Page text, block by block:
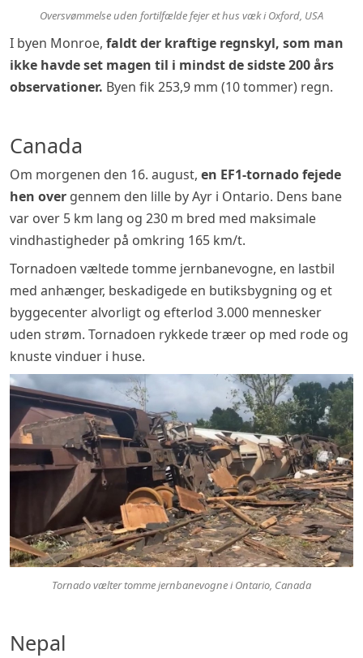
Oversvømmelse uden fortilfælde fejer et hus væk i Oxford, USA
I byen Monroe, faldt der kraftige regnskyl, som man
ikke havde set magen til i mindst de sidste 200 års
observationer. Byen fik 253,9 mm (10 tommer) regn.
Canada
Om morgenen den 16. august, en EF1-tornado fejede
hen over gennem den lille by Ayr i Ontario. Dens bane
var over 5 km lang og 230 m bred med maksimale
vindhastigheder på omkring 165 km/t.
Tornadoen væltede tomme jernbanevogne, en lastbil
med anhænger, beskadigede en butiksbygning og et
byggecenter alvorligt og efterlod 3.000 mennesker
uden strøm. Tornadoen rykkede træer op med rode og
knuste vinduer i huse.
Tornado vælter tomme jernbanevogne i Ontario, Canada
Nepal